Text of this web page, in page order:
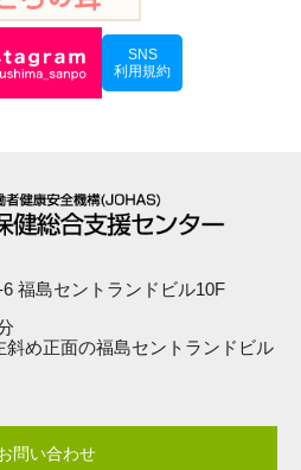
SNS
利用規約
福島セントランドビル10F
め正面の福島セントランドビル
問い合わせ